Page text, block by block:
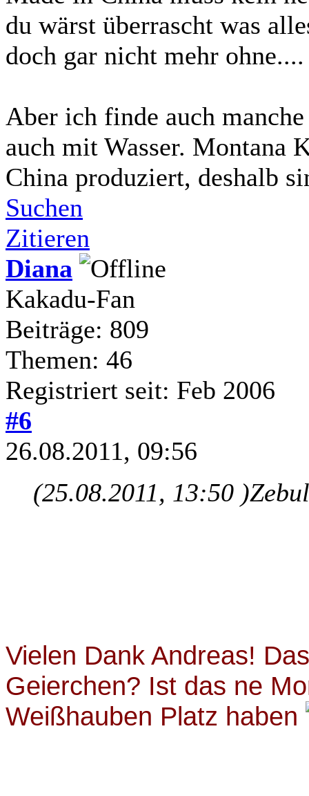
du wärst überrascht was
doch gar nicht mehr
Aber ich finde auch
auch mit Wasser. Montana
China produziert, deshalb
Suchen
Zitieren
Diana
Kakadu-Fan
Beiträge: 809
Themen: 46
Registriert seit: Feb 2006
#6
26.08.2011, 09:56
(25.08.2011, 13:50 )
Vielen Dank Andreas!
Geierchen? Ist das ne
Weißhauben Platz haben